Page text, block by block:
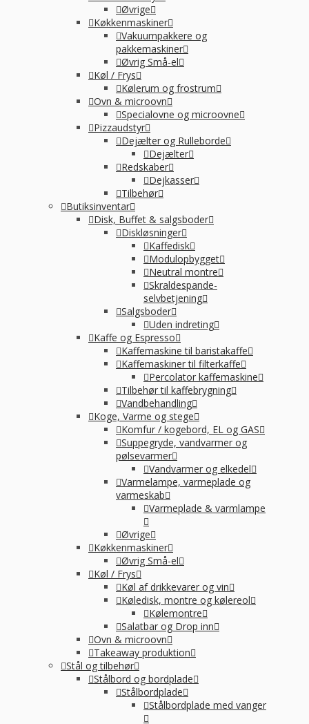
Øvrige
Køkkenmaskiner
Vakuumpakkere og
pakkemaskiner
Øvrig Små-el
Køl / Frys
Kølerum og frostrum
Ovn & microovn
Specialovne og microovne
Pizzaudstyr
Dejælter og Rulleborde
Dejælter
Redskaber
Dejkasser
Tilbehør
Butiksinventar
Disk, Buffet & salgsboder
Diskløsninger
Kaffedisk
Modulopbygget
Neutral montre
Skraldespande-
selvbetjening
Salgsboder
Uden indreting
Kaffe og Espresso
Kaffemaskine til baristakaffe
Kaffemaskiner til filterkaffe
Percolator kaffemaskine
Tilbehør til kaffebrygning
Vandbehandling
Koge, Varme og stege
Komfur / kogebord, EL og GAS
Suppegryde, vandvarmer og
pølsevarmer
Vandvarmer og elkedel
Varmelampe, varmeplade og
varmeskab
Varmeplade & varmlampe
Øvrige
Køkkenmaskiner
Øvrig Små-el
Køl / Frys
Køl af drikkevarer og vin
Køledisk, montre og kølereol
Kølemontre
Salatbar og Drop inn
Ovn & microovn
Takeaway produktion
Stål og tilbehør
Stålbord og bordplade
Stålbordplade
Stålbordplade med vanger